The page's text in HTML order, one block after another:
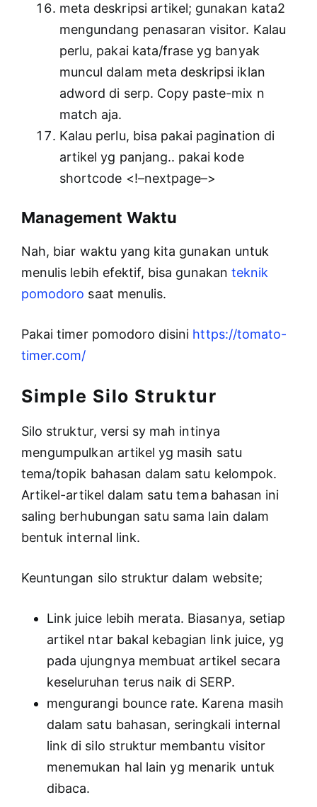
meta deskripsi artikel; gunakan kata2
mengundang penasaran visitor. Kalau
perlu, pakai kata/frase yg banyak
muncul dalam meta deskripsi iklan
adword di serp. Copy paste-mix n
match aja.
Kalau perlu, bisa pakai pagination di
artikel yg panjang.. pakai kode
shortcode <!–nextpage–>
Management Waktu
Nah, biar waktu yang kita gunakan untuk
menulis lebih efektif, bisa gunakan teknik
pomodoro saat menulis.
Pakai timer pomodoro disini https://tomato-
timer.com/
Simple Silo Struktur
Silo struktur, versi sy mah intinya
mengumpulkan artikel yg masih satu
tema/topik bahasan dalam satu kelompok.
Artikel-artikel dalam satu tema bahasan ini
saling berhubungan satu sama lain dalam
bentuk internal link.
Keuntungan silo struktur dalam website;
Link juice lebih merata. Biasanya, setiap
artikel ntar bakal kebagian link juice, yg
pada ujungnya membuat artikel secara
keseluruhan terus naik di SERP.
mengurangi bounce rate. Karena masih
dalam satu bahasan, seringkali internal
link di silo struktur membantu visitor
menemukan hal lain yg menarik untuk
dibaca.